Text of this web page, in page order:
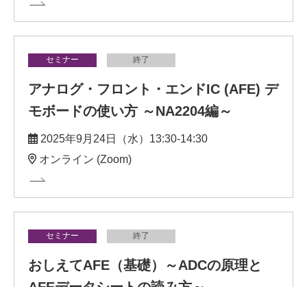
セミナー 終了
アナログ・フロント・エンドIC (AFE) デ
モボードの使い方 ～NA2204編～
2025年9月24日（水）13:30-14:30
オンライン (Zoom)
セミナー 終了
おしえてAFE（基礎）～ADCの原理と